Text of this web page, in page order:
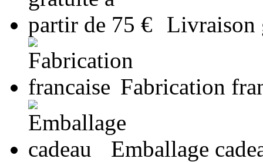
Livraison
Fabrication
Emballage